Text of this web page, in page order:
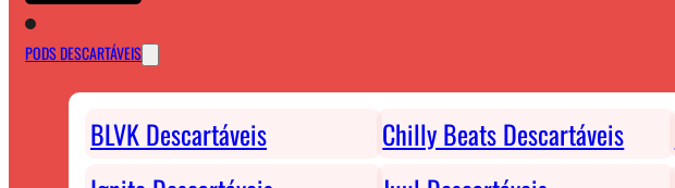
PODS DESCARTÁVEIS
BLVK Descartáveis Chilly Beats Descartáveis